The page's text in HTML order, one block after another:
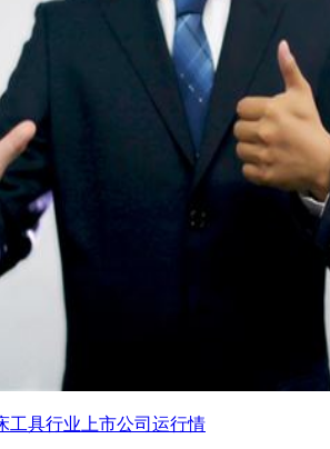
工具行业上市公司运行情